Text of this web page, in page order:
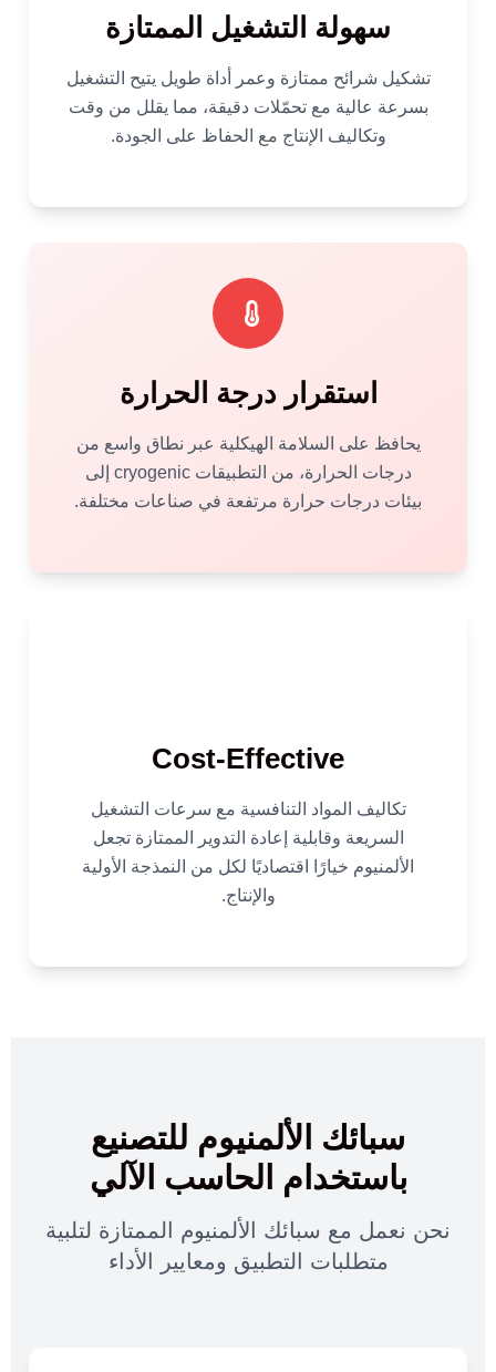
سهولة التشغيل الممتازة
تشكيل شرائح ممتازة وعمر أداة طويل يتيح التشغيل
بسرعة عالية مع تحمّلات دقيقة، مما يقلل من وقت
وتكاليف الإنتاج مع الحفاظ على الجودة.
استقرار درجة الحرارة
يحافظ على السلامة الهيكلية عبر نطاق واسع من
درجات الحرارة، من التطبيقات cryogenic إلى
بيئات درجات حرارة مرتفعة في صناعات مختلفة.
Cost-Effective
تكاليف المواد التنافسية مع سرعات التشغيل
السريعة وقابلية إعادة التدوير الممتازة تجعل
الألمنيوم خيارًا اقتصاديًا لكل من النمذجة الأولية
والإنتاج.
سبائك الألمنيوم للتصنيع
باستخدام الحاسب الآلي
نحن نعمل مع سبائك الألمنيوم الممتازة لتلبية
متطلبات التطبيق ومعايير الأداء